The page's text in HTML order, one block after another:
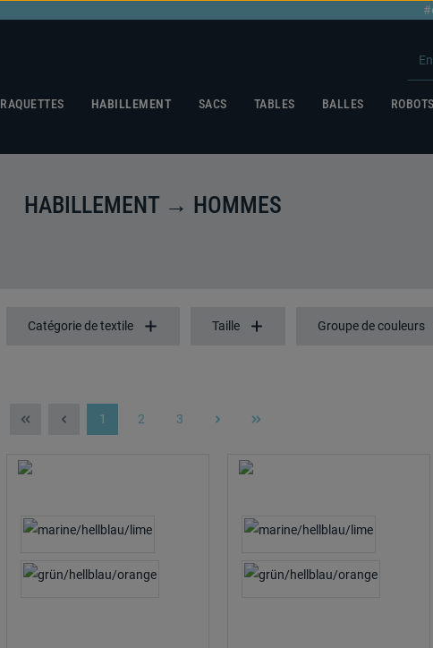
RAQUETTES HABILLEMENT SACS TABLES BALLES ROBOTS
HABILLEMENT → HOMMES
Catégorie de textile Taille Groupe de couleurs
Page
1
Page
2
Page
3